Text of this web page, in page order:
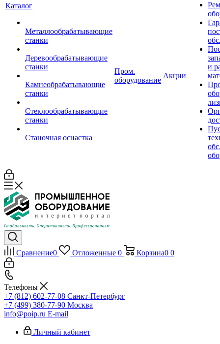
Каталог
Металлообрабатывающие
станки
Деревообрабатывающие
станки
Камнеобрабатывающие
станки
Стеклообрабатывающие
станки
Станочная оснастка
Пром.
оборудование
Акции
и
Сравнение0 Отложенные 0 Корзина0 0
Телефоны
+7 (812) 602-77-08 Санкт-Петербург
+7 (499) 380-77-90 Москва
info@poip.ru E-mail
Личный кабинет